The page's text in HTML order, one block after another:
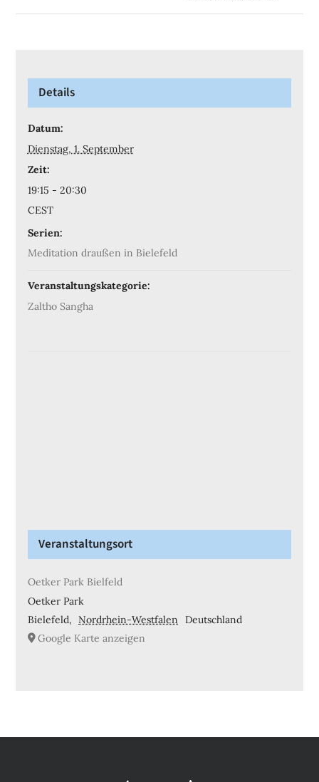
Details
Datum:
Dienstag, 1. September
Zeit:
19:15 - 20:30
CEST
Serien:
Meditation draußen in Bielefeld
Veranstaltungskategorie:
Zaltho Sangha
Veranstaltungsort
Oetker Park Bielfeld
Oetker Park
Bielefeld, Nordrhein-Westfalen
Deutschland
Google Karte anzeigen